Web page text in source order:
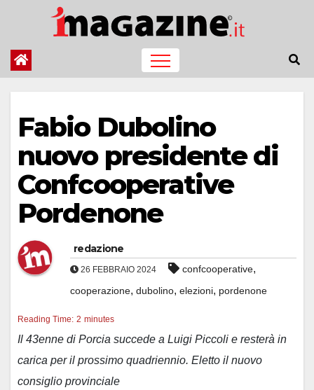
contenuto
Fabio Dubolino
nuovo presidente di
Confcooperative
Pordenone
redazione
26 FEBBRAIO 2024 confcooperative,
cooperazione, dubolino, elezioni, pordenone
Reading Time: 2 minutes
Il 43enne di Porcia succede a Luigi Piccoli e resterà in
carica per il prossimo quadriennio. Eletto il nuovo
consiglio provinciale